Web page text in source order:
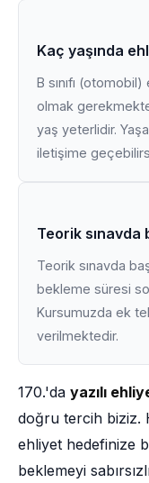
Kaç yaşında
B sınıfı
olmak
yaş yeterlidir.
iletişime
Teorik sınavda
Teorik sınavda
bekleme süresi
Kursumuzda ek
verilmektedir.
170.'da yazılı
doğru tercih biziz.
ehliyet hedefinize
beklemeyi